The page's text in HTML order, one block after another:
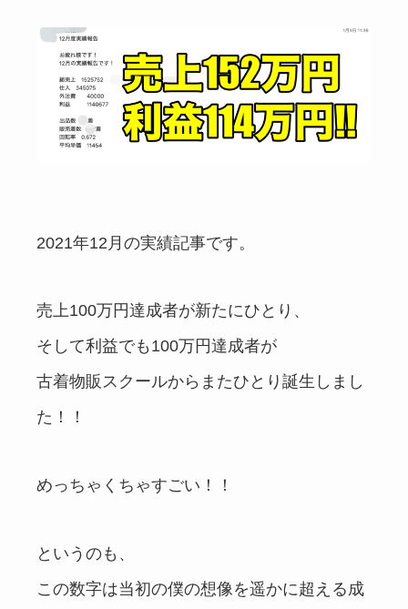
2021年12月の実績記事です。
売上100万円達成者が新たにひとり、
そして利益でも100万円達成者が
古着物販スクールからまたひとり誕生しまし
た！！
めっちゃくちゃすごい！！
というのも、
この数字は当初の僕の想像を遥かに超える成